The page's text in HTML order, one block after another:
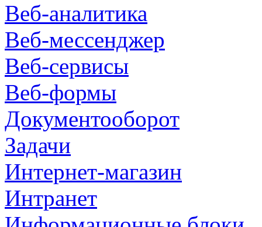
Веб-аналитика
Веб-мессенджер
Веб-сервисы
Веб-формы
Документооборот
Задачи
Интернет-магазин
Интранет